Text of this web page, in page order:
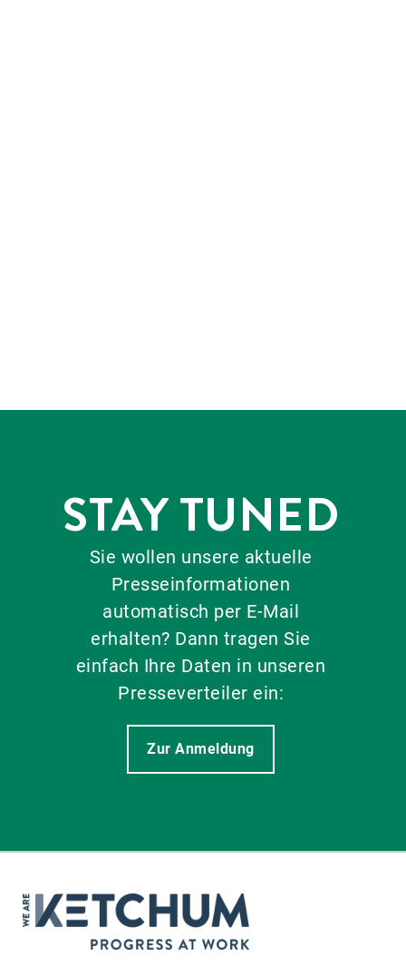
STAY TUNED
Sie wollen unsere aktuelle
Presseinformationen
automatisch per E-Mail
erhalten? Dann tragen Sie
einfach Ihre Daten in unseren
Presseverteiler ein:
Zur Anmeldung